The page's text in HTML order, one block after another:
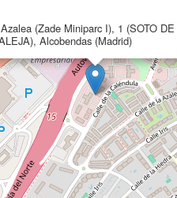
(Zade Miniparc I), 1 (SOTO
Alcobendas (Madrid)